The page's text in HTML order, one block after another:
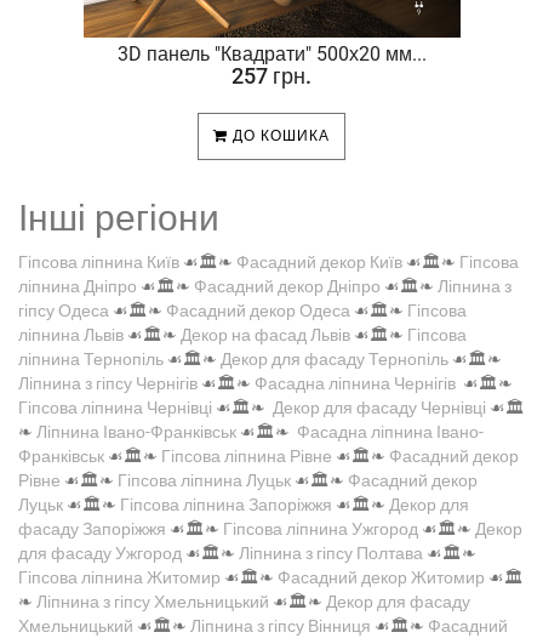
3D панель "Квадрати" 500х20 мм...
257 грн.
ДО КОШИКА
Інші регіони
Гіпсова ліпнина Київ ☙🏛️❧ Фасадний декор Київ ☙🏛️❧ Гіпсова
ліпнина Дніпро ☙🏛️❧ Фасадний декор Дніпро ☙🏛️❧ Ліпнина з
гіпсу Одеса ☙🏛️❧ Фасадний декор Одеса ☙🏛️❧ Гіпсова
ліпнина Львів ☙🏛️❧ Декор на фасад Львів ☙🏛️❧ Гіпсова
ліпнина Тернопіль ☙🏛️❧ Декор для фасаду Тернопіль ☙🏛️❧
Ліпнина з гіпсу Чернігів ☙🏛️❧ Фасадна ліпнина Чернігів ☙🏛️❧
Гіпсова ліпнина Чернівці ☙🏛️❧ Декор для фасаду Чернівці ☙🏛️
❧ Ліпнина Івано-Франківськ ☙🏛️❧ Фасадна ліпнина Івано-
Франківськ ☙🏛️❧ Гіпсова ліпнина Рівне ☙🏛️❧ Фасадний декор
Рівне ☙🏛️❧ Гіпсова ліпнина Луцьк ☙🏛️❧ Фасадний декор
Луцьк ☙🏛️❧ Гіпсова ліпнина Запоріжжя ☙🏛️❧ Декор для
фасаду Запоріжжя ☙🏛️❧ Гіпсова ліпнина Ужгород ☙🏛️❧ Декор
для фасаду Ужгород ☙🏛️❧ Ліпнина з гіпсу Полтава ☙🏛️❧
Гіпсова ліпнина Житомир ☙🏛️❧ Фасадний декор Житомир ☙🏛️
❧ Ліпнина з гіпсу Хмельницький ☙🏛️❧ Декор для фасаду
Хмельницький ☙🏛️❧ Ліпнина з гіпсу Вінниця ☙🏛️❧ Фасадний